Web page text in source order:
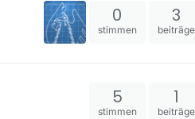
0
stimmen
3
beiträge
5
stimmen
1
beiträge